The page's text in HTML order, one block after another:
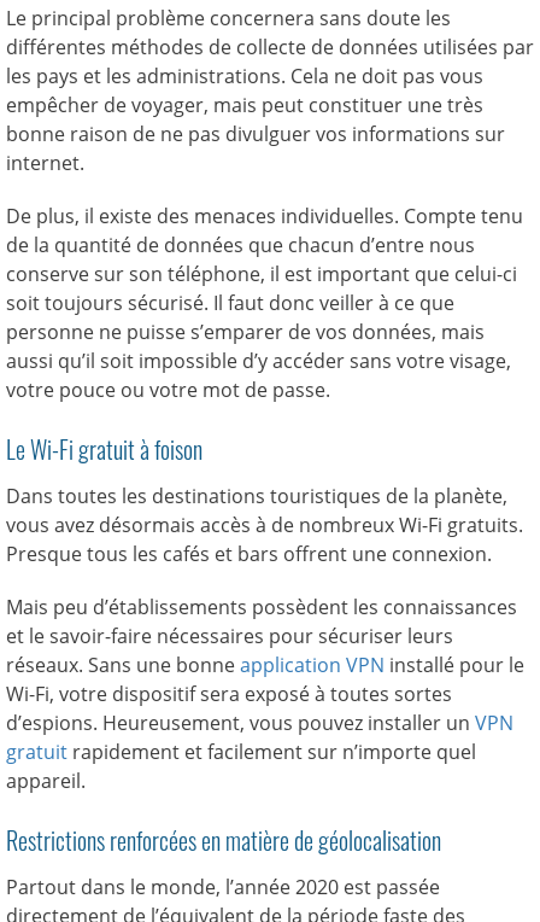
Le principal problème concernera sans doute les
différentes méthodes de collecte de données utilisées par
les pays et les administrations. Cela ne doit pas vous
empêcher de voyager, mais peut constituer une très
bonne raison de ne pas divulguer vos informations sur
internet.
De plus, il existe des menaces individuelles. Compte tenu
de la quantité de données que chacun d’entre nous
conserve sur son téléphone, il est important que celui-ci
soit toujours sécurisé. Il faut donc veiller à ce que
personne ne puisse s’emparer de vos données, mais
aussi qu’il soit impossible d’y accéder sans votre visage,
votre pouce ou votre mot de passe.
Le Wi-Fi gratuit à foison
Dans toutes les destinations touristiques de la planète,
vous avez désormais accès à de nombreux Wi-Fi gratuits.
Presque tous les cafés et bars offrent une connexion.
Mais peu d’établissements possèdent les connaissances
et le savoir-faire nécessaires pour sécuriser leurs
réseaux. Sans une bonneapplication VPN installé pour le
Wi-Fi, votre dispositif sera exposé à toutes sortes
d’espions. Heureusement, vous pouvez installer un VPN
gratuit rapidement et facilement sur n’importe quel
appareil.
Restrictions renforcées en matière de géolocalisation
Partout dans le monde, l’année 2020 est passée
directement de l’équivalent de la période faste des